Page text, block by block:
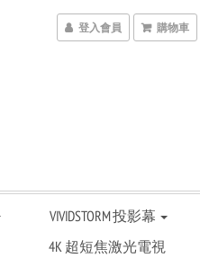
登入會員 購物車
VIVIDSTORM 投影幕
4K 超短焦激光電視